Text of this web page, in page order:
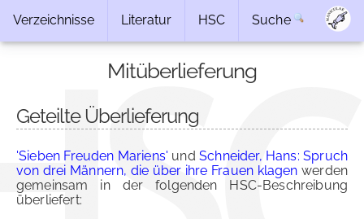
Verzeichnisse Literatur HSC Suche
Mitüberlieferung
Geteilte Überlieferung
'Sieben Freuden Mariens' undSchneider, Hans: Spruch
von drei Männern, die über ihre Frauen klagen werden
gemeinsam in der folgenden HSC-Beschreibung
überliefert: